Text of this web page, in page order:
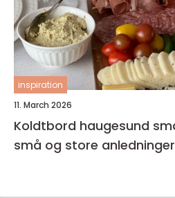
inspiration
11. March 2026
Koldtbord haugesund smakfull catering til
små og store anledninger